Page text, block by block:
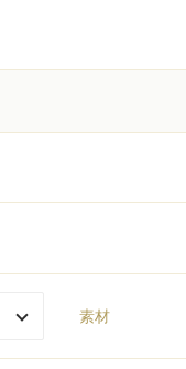
素材